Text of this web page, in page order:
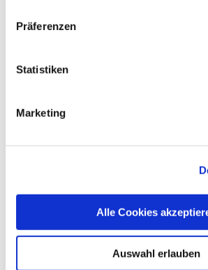
Präferenzen
Statistiken
Marketing
Alle Cookies
Auswahl erlauben